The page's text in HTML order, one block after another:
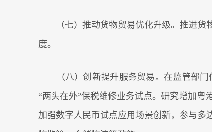
（七）推动货物贸易优化升级。推进货物
度。
（八）创新提升服务贸易。在监管部门
“两头在外”保税维修业务试点。研究增加粤
加强数字人民币试点应用场景创新，参与多